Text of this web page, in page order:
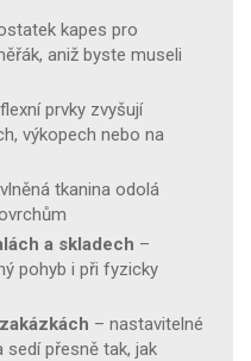
kapes pro
aniž byste museli
prvky zvyšují
výkopech nebo na
tkanina odolá
a skladech –
pohyb i při fyzicky
– nastavitelné
sedí přesně tak, jak